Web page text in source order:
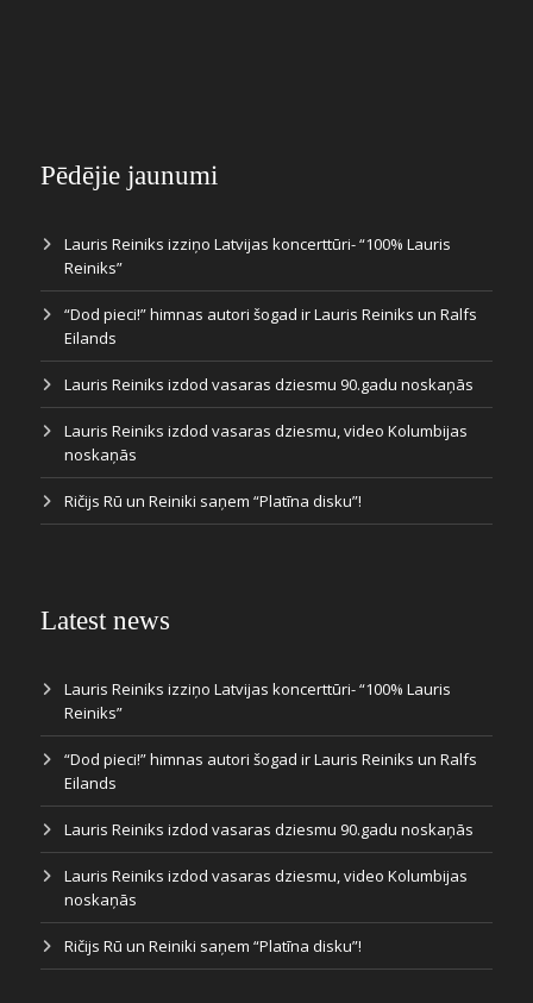
Pēdējie jaunumi
Lauris Reiniks izziņo Latvijas koncerttūri- “100% Lauris
Reiniks”
“Dod pieci!” himnas autori šogad ir Lauris Reiniks un Ralfs
Eilands
Lauris Reiniks izdod vasaras dziesmu 90.gadu noskaņās
Lauris Reiniks izdod vasaras dziesmu, video Kolumbijas
noskaņās
Ričijs Rū un Reiniki saņem “Platīna disku”!
Latest news
Lauris Reiniks izziņo Latvijas koncerttūri- “100% Lauris
Reiniks”
“Dod pieci!” himnas autori šogad ir Lauris Reiniks un Ralfs
Eilands
Lauris Reiniks izdod vasaras dziesmu 90.gadu noskaņās
Lauris Reiniks izdod vasaras dziesmu, video Kolumbijas
noskaņās
Ričijs Rū un Reiniki saņem “Platīna disku”!